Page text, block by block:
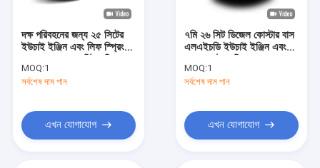
বৈদ্যুতিক মিনি ভ্যান
বৈদ্যুতিক মিনি ট্রাক
কাস্টম গলফ কার্ট
দক্ষ পরিবহনের জন্য ২৫ সিটের
ইউচাই ইঞ্জিন এবং লিফ স্প্রিং
কোস্টার বাস
MOQ:1
সর্বশেষ দাম পান
এখন যোগাযোগ
৭মি ২৬ সিট ডিজেল কোস্টার বাস
এলএইচডি ইউচাই ইঞ্জিন এবং
MOQ:1
সর্বশেষ দাম পান
এখন যোগাযোগ